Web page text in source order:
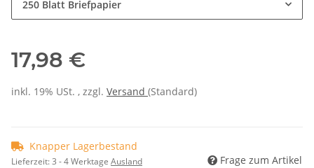
250 Blatt Briefpapier
17,98 €
inkl. 19% USt. , zzgl. Versand (Standard)
Knapper Lagerbestand
Lieferzeit:3 - 4 Werktage Ausland Frage zum Artikel